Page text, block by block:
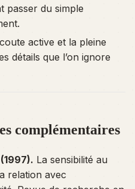
passer du simple
active et la pleine
détails que l’on ignore
complémentaires
La sensibilité au
relation avec